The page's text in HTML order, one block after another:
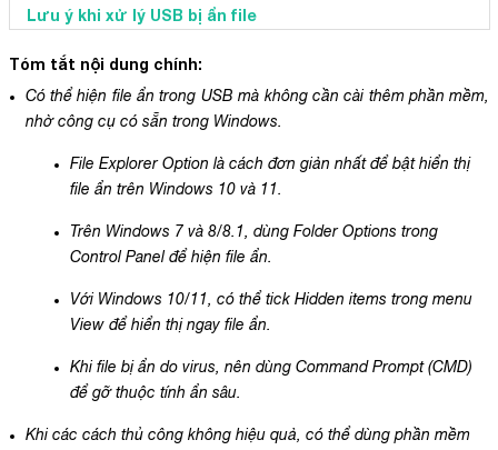
Lưu ý khi xử lý USB bị ẩn file
Tóm tắt nội dung chính:
Có thể hiện file ẩn trong USB mà không cần cài thêm phần mềm,
nhờ công cụ có sẵn trong Windows.
File Explorer Option là cách đơn giản nhất để bật hiển thị
file ẩn trên Windows 10 và 11.
Trên Windows 7 và 8/8.1, dùng Folder Options trong
Control Panel để hiện file ẩn.
Với Windows 10/11, có thể tick Hidden items trong menu
View để hiển thị ngay file ẩn.
Khi file bị ẩn do virus, nên dùng Command Prompt (CMD)
để gỡ thuộc tính ẩn sâu.
Khi các cách thủ công không hiệu quả, có thể dùng phần mềm